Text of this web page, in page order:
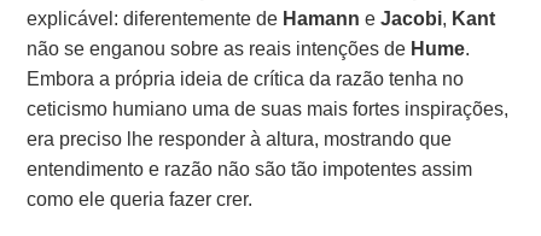
explicável: diferentemente de HamanneJacobi, Kant
não se enganou sobre as reais intenções de Hume.
Embora a própria ideia de crítica da razão tenha no
ceticismo humiano uma de suas mais fortes inspirações,
era preciso lhe responder à altura, mostrando que
entendimento e razão não são tão impotentes assim
como ele queria fazer crer.